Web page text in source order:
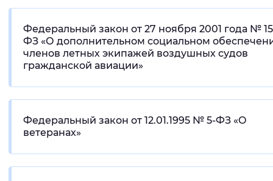
Вернуть стандартные настройки
Федеральный закон от 27 ноября 2001 года №
ФЗ «О дополнительном социальном
членов летных экипажей воздушных судов
гражданской авиации»
Федеральный закон от 12.01.1995 № 5-ФЗ «О
ветеранах»